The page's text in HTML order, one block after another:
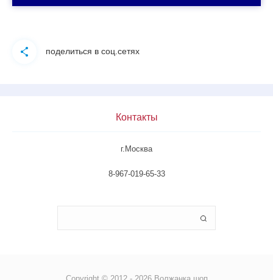
поделиться в соц.сетях
Контакты
г.Москва
8-967-019-65-33